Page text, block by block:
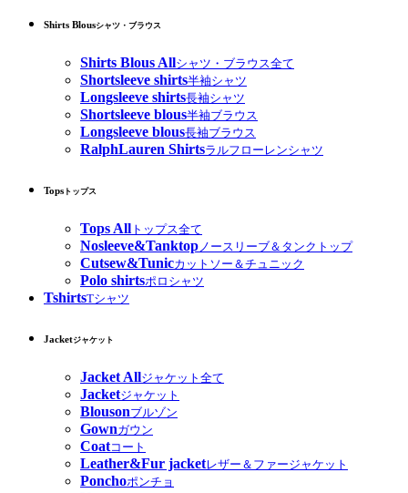
Shirts Blousシャツ・ブラウス
Shirts Blous Allシャツ・ブラウス全て
Shortsleeve shirts半袖シャツ
Longsleeve shirts長袖シャツ
Shortsleeve blous半袖ブラウス
Longsleeve blous長袖ブラウス
RalphLauren Shirtsラルフローレンシャツ
Tops トップス
Tops All トップス全て
Nosleeve&Tanktopノースリーブ＆タンクトップ
Cutsew&Tunicカットソー＆チュニック
Polo shirtsポロシャツ
TshirtsTシャツ
Jacketジャケット
Jacket Allジャケット全て
Jacketジャケット
Blousonブルゾン
Gownガウン
Coatコート
Leather&Fur jacketレザー＆ファージャケット
Ponchoポンチョ